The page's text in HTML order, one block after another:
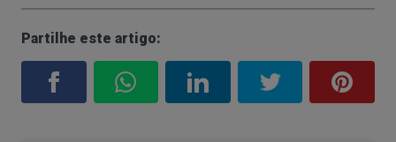
cada pessoa, da prática de exercício físico e da
ingestão de hidratos de carbono.
Entre os sinais de cetose estão o hálito cetónico
(semelhante a acetona), aumento de sede e de
Partilhe este artigo: